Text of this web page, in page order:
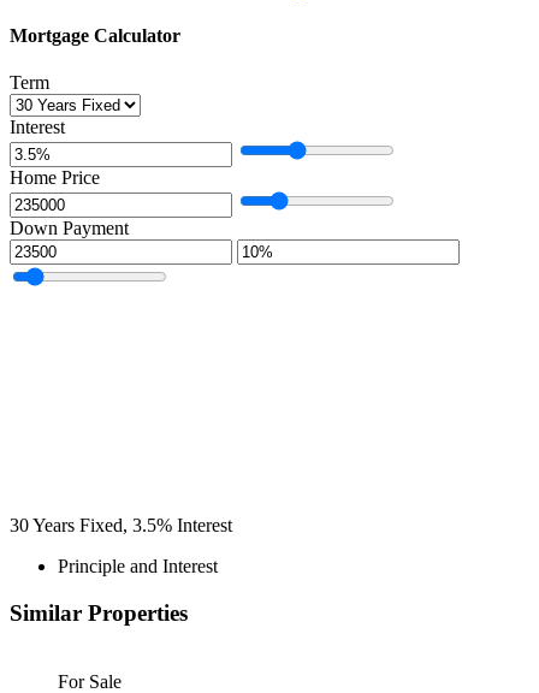
Mortgage Calculator
Term
Interest
Home Price
Down Payment
30Years Fixed, 3.5% Interest
Principle and Interest
Similar Properties
For Sale